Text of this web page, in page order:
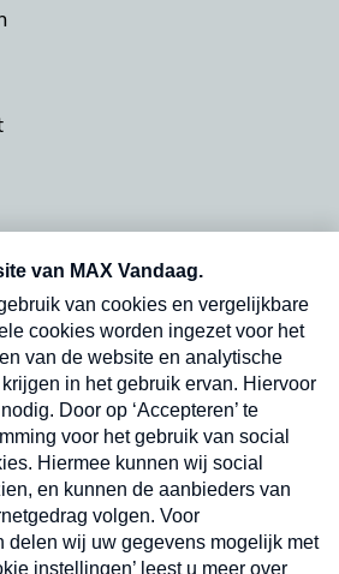
abonnement op onze
en dinsdagochtend in
Verzend